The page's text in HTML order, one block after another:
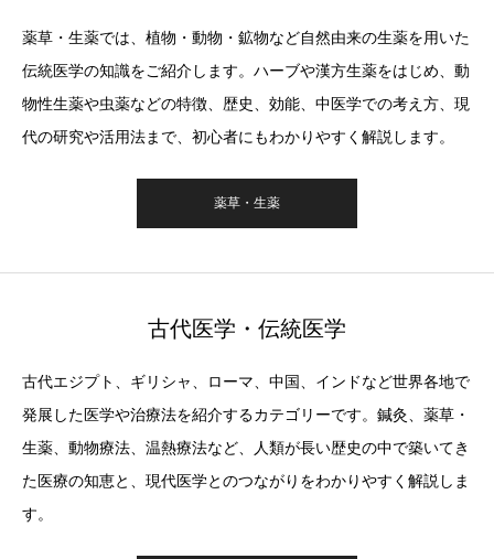
薬草・生薬では、植物・動物・鉱物など自然由来の生薬を用いた
伝統医学の知識をご紹介します。ハーブや漢方生薬をはじめ、動
物性生薬や虫薬などの特徴、歴史、効能、中医学での考え方、現
代の研究や活用法まで、初心者にもわかりやすく解説します。
薬草・生薬
古代医学・伝統医学
古代エジプト、ギリシャ、ローマ、中国、インドなど世界各地で
発展した医学や治療法を紹介するカテゴリーです。鍼灸、薬草・
生薬、動物療法、温熱療法など、人類が長い歴史の中で築いてき
た医療の知恵と、現代医学とのつながりをわかりやすく解説しま
す。